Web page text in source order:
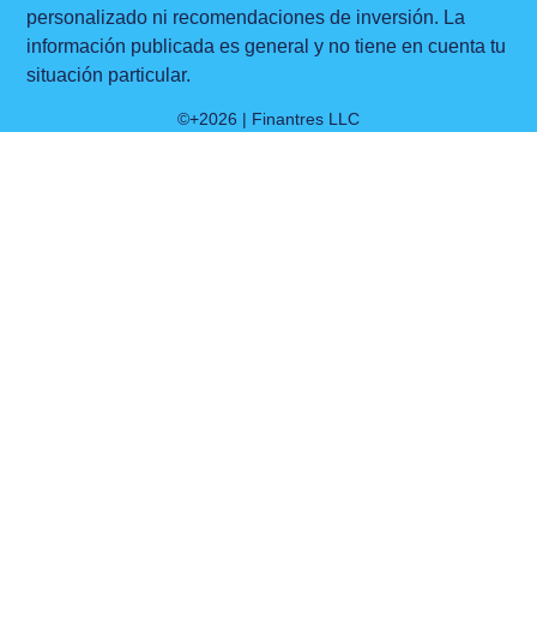
personalizado ni recomendaciones de inversión. La
información publicada es general y no tiene en cuenta tu
situación particular.
©+2026 | Finantres LLC